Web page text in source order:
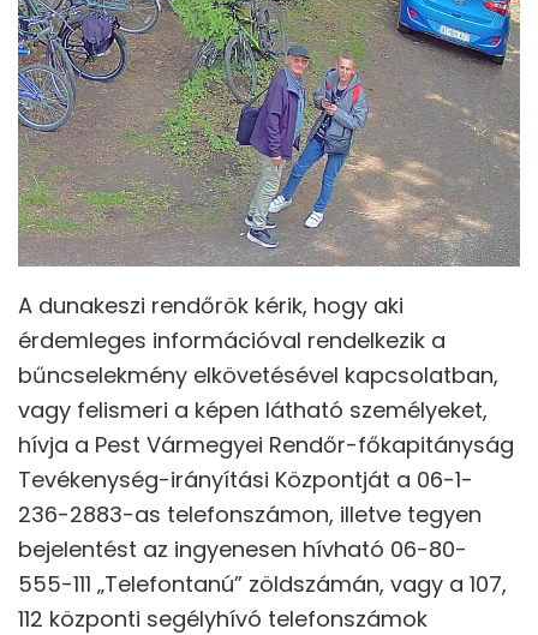
A dunakeszi rendőrök kérik, hogy aki
érdemleges információval rendelkezik a
bűncselekmény elkövetésével kapcsolatban,
vagy felismeri a képen látható személyeket,
hívja a Pest Vármegyei Rendőr-főkapitányság
Tevékenység-irányítási Központját a 06-1-
236-2883-as telefonszámon, illetve tegyen
bejelentést az ingyenesen hívható 06-80-
555-111 „Telefontanú” zöldszámán, vagy a 107,
112 központi segélyhívó telefonszámok